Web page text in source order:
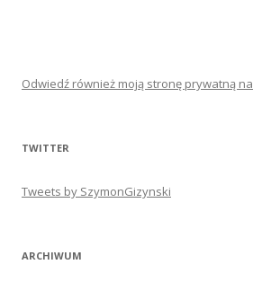
Odwiedź również moją stronę prywatną
TWITTER
Tweets by SzymonGizynski
ARCHIWUM